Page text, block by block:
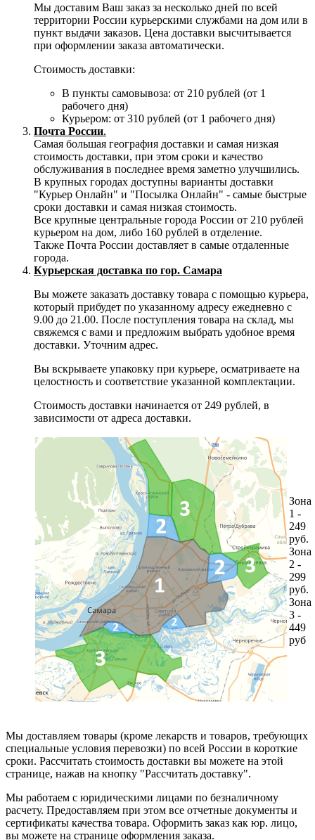
Мы доставим Ваш заказ за несколько дней по всей
территории России курьерскими службами на дом или в
пункт выдачи заказов. Цена доставки высчитывается
при оформлении заказа автоматически.
Стоимость доставки:
В пункты самовывоза: от 210 рублей (от 1
рабочего дня)
Курьером: от 310 рублей (от 1 рабочего дня)
Почта России.
Самая большая география доставки и самая низкая
стоимость доставки, при этом сроки и качество
обслуживания в последнее время заметно улучшились.
В крупных городах доступны варианты доставки
"Курьер Онлайн" и "Посылка Онлайн" - самые быстрые
сроки доставки и самая низкая стоимость.
Все крупные центральные города России от 210 рублей
курьером на дом, либо 160 рублей в отделение.
Также Почта России доставляет в самые отдаленные
города.
Курьерская доставка по гор. Самара
Вы можете заказать доставку товара с помощью курьера,
который прибудет по указанному адресу ежедневно с
9.00 до 21.00. После поступления товара на склад, мы
свяжемся с вами и предложим выбрать удобное время
доставки. Уточним адрес.
Вы вскрываете упаковку при курьере, осматриваете на
целостность и соответствие указанной комплектации.
Стоимость доставки начинается от 249 рублей, в
зависимости от адреса доставки.
Зона
1 -
249
руб.
Зона
2 -
299
руб.
Зона
3 -
449
руб
Мы доставляем товары (кроме лекарств и товаров, требующих
специальные условия перевозки) по всей России в короткие
сроки. Рассчитать стоимость доставки вы можете на этой
странице, нажав на кнопку "Рассчитать доставку".
Мы работаем с юридическими лицами по безналичному
расчету. Предоставляем при этом все отчетные документы и
сертификаты качества товара. Оформить заказ как юр. лицо,
вы можете на странице оформления заказа.